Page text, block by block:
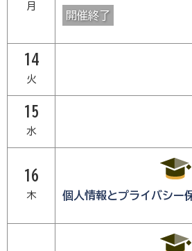
月
開催終了
14
火
15
水
16
木 個人情報とプライバシー